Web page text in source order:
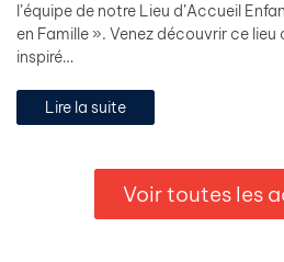
l’équipe de notre Lieu d’Accueil
en Famille ». Venez découvrir ce
inspiré…
Lire la suite
Voir toutes les